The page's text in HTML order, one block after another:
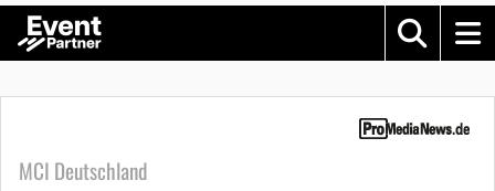
MCI Deutschland